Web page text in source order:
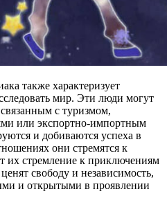
также характеризует
мир. Эти люди могут
с туризмом,
или экспортно-импортным
и добиваются успеха в
они стремятся к
их стремление к приключениям
свободу и независимость,
и открытыми в проявлении